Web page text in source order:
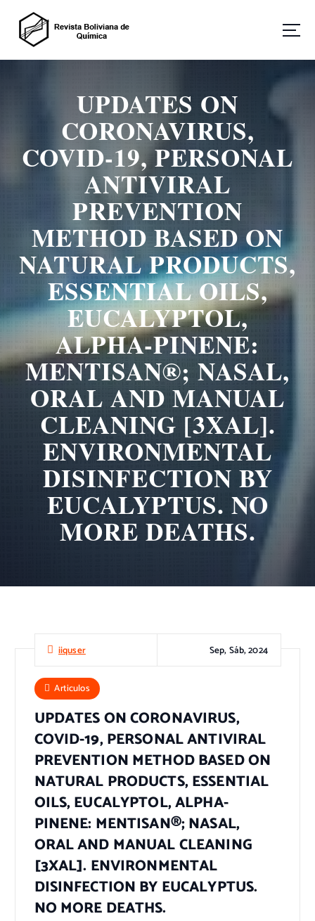
Revista Boliviana de Química
UPDATES ON
CORONAVIRUS,
COVID-19, PERSONAL
ANTIVIRAL
PREVENTION
METHOD BASED ON
NATURAL PRODUCTS,
ESSENTIAL OILS,
EUCALYPTOL,
ALPHA-PINENE:
MENTISAN®; NASAL,
ORAL AND MANUAL
CLEANING [3XAL].
ENVIRONMENTAL
DISINFECTION BY
EUCALYPTUS. NO
MORE DEATHS.
iiquser Sep, Sáb, 2024
Articulos
UPDATES ON CORONAVIRUS,
COVID-19, PERSONAL ANTIVIRAL
PREVENTION METHOD BASED ON
NATURAL PRODUCTS, ESSENTIAL
OILS, EUCALYPTOL, ALPHA-
PINENE: MENTISAN®; NASAL,
ORAL AND MANUAL CLEANING
[3XAL]. ENVIRONMENTAL
DISINFECTION BY EUCALYPTUS.
NO MORE DEATHS.